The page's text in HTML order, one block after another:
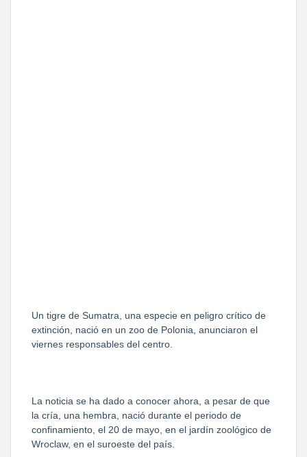
Un tigre de Sumatra, una especie en peligro crítico de
extinción, nació en un zoo de Polonia, anunciaron el
viernes responsables del centro.
La noticia se ha dado a conocer ahora, a pesar de que
la cría, una hembra, nació durante el periodo de
confinamiento, el 20 de mayo, en el jardín zoológico de
Wroclaw, en el suroeste del país.